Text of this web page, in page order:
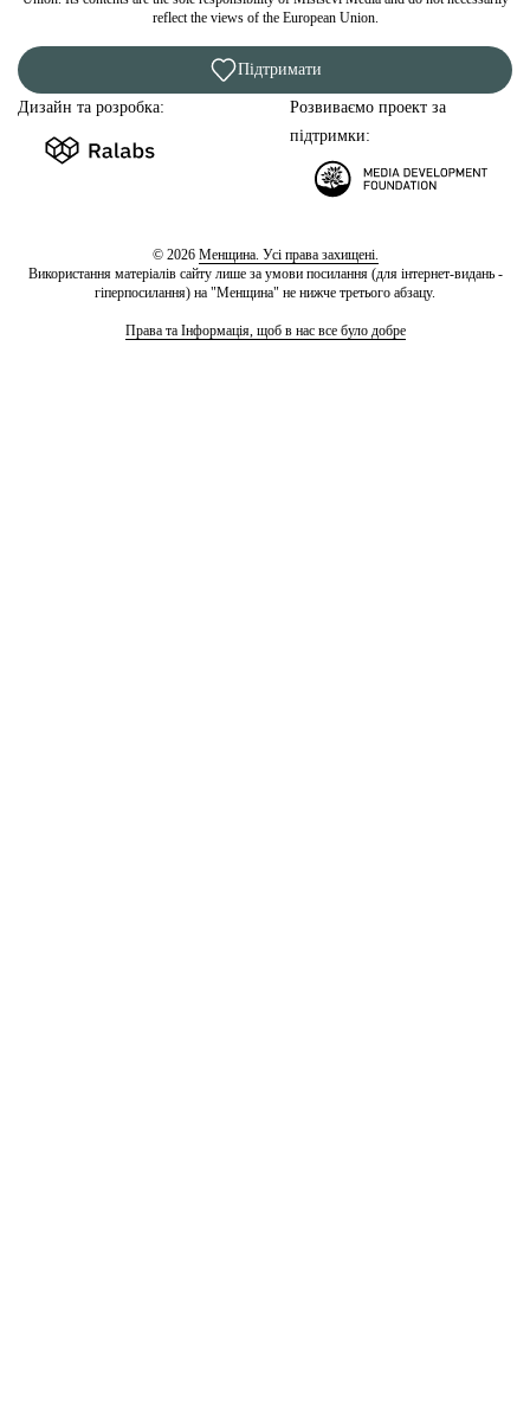
reflect the views of the European Union.
Підтримати
Дизайн та розробка:
Розвиваємо проект за
підтримки:
© 2026 Менщина. Усі права захищені.
Використання матеріалів сайту лише за умови посилання (для інтернет-видань -
гіперпосилання) на "Менщина" не нижче третього абзацу.
Права та Інформація, щоб в нас все було добре